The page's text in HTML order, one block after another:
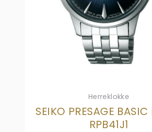
Herreklokke
SEIKO PRESAGE BASIC
RPB41J1